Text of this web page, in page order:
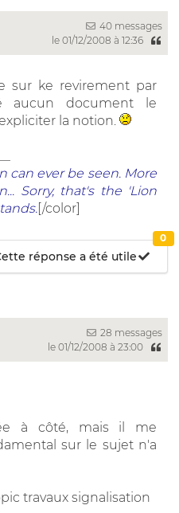
40 messages
le 01/12/2008 à 12:36
sur ke revirement par
aucun document le
la notion.
can ever be seen. More
Sorry, that's the 'Lion
[/color]
réponse a été utile
0
28 messages
le 01/12/2008 à 23:00
à côté, mais il me
sur le sujet n'a
travaux signalisation